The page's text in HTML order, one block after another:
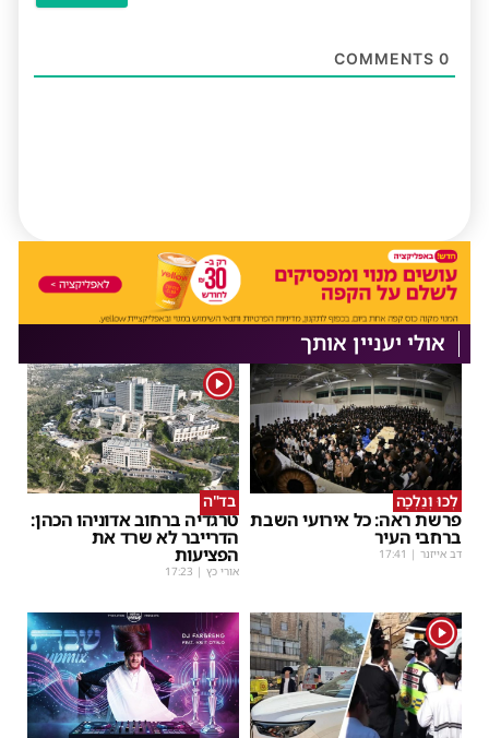
0
אולי יעניין אותך
לְכוּ וְנֵלְכָה
פרשת ראה: כל אירועי השבת
ברחבי העיר
דב אייזנר |
17:41
1
בד"ה
טרגדיה ברחוב אדוניהו הכהן:
הדרייבר לא שרד את
הפציעות
אורי כץ |
17:23
1